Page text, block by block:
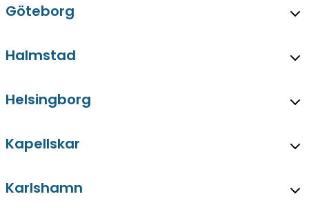
Göteborg
Halmstad
Helsingborg
Kapellskar
Karlshamn